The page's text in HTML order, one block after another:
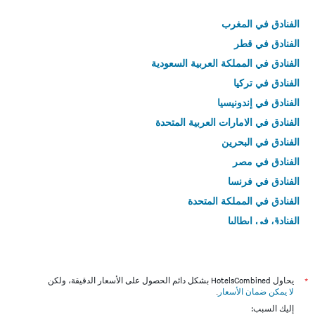
الفنادق في المغرب
الفنادق في قطر
الفنادق في المملكة العربية السعودية
الفنادق في تركيا
الفنادق في إندونيسيا
الفنادق في الامارات العربية المتحدة
الفنادق في البحرين
الفنادق في مصر
الفنادق في فرنسا
الفنادق في المملكة المتحدة
الفنادق في إيطاليا
*
يحاول HotelsCombined بشكل دائم الحصول على الأسعار الدقيقة، ولكن
لا يمكن ضمان الأسعار .
إليك السبب: